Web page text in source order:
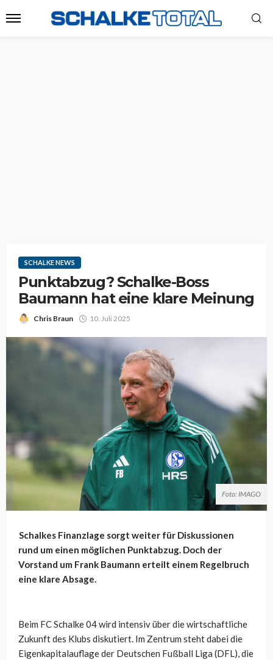
SCHALKE NEWS
Punktabzug? Schalke-Boss
Baumann hat eine klare Meinung
Chris Braun 10. Juli 2025
Foto: IMAGO
Schalkes Finanzlage sorgt weiter für Diskussionen
rund um einen möglichen Punktabzug. Doch der
Vorstand um Frank Baumann erteilt einem Regelbruch
eine klare Absage.
Beim FC Schalke 04 wird intensiv über die wirtschaftliche
Zukunft des Klubs diskutiert. Im Zentrum steht dabei die
Eigenkapitalauflage der Deutschen Fußball Liga (DFL), die